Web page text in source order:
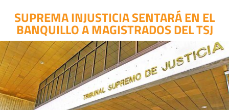
SUPREMA INJUSTICIA SENTARÁ EN EL
BANQUILLO A MAGISTRADOS DEL TSJ